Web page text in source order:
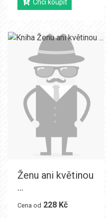
Chci koupit
Ženu ani květinou
...
Cena od 228 Kč